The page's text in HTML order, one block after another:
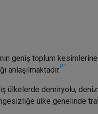
geniş toplum kesimlerine
anlaşılmaktadır. [11]
ülkelerde demiryolu,
ülke genelinde